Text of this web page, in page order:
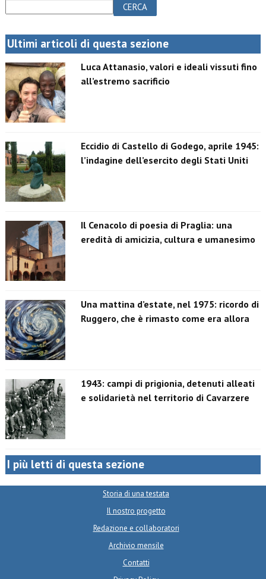
CERCA
Ultimi articoli di questa sezione
Luca Attanasio, valori e ideali vissuti fino
all’estremo sacrificio
Eccidio di Castello di Godego, aprile 1945:
l’indagine dell’esercito degli Stati Uniti
Il Cenacolo di poesia di Praglia: una
eredità di amicizia, cultura e umanesimo
Una mattina d’estate, nel 1975: ricordo di
Ruggero, che è rimasto come era allora
1943: campi di prigionia, detenuti alleati
e solidarietà nel territorio di Cavarzere
I più letti di questa sezione
Storia di una testata
Il nostro progetto
Redazione e collaboratori
Archivio mensile
Contatti